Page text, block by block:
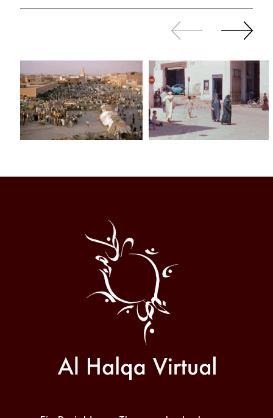
Zurück
sliden
Weiter
sliden
Halqa